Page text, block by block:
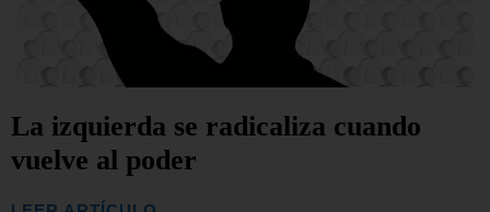
La izquierda se radicaliza cuando
vuelve al poder